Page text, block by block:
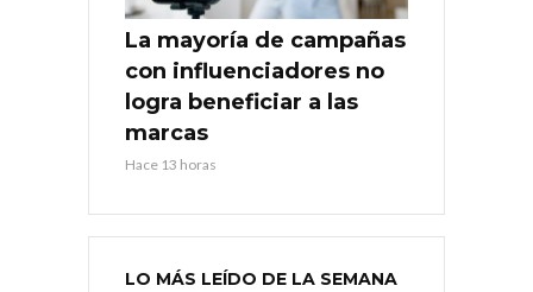
La mayoría de campañas
con influenciadores no
logra beneficiar a las
marcas
Hace 13 horas
LO MÁS LEÍDO DE LA SEMANA